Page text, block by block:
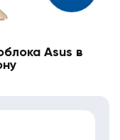
Asus в